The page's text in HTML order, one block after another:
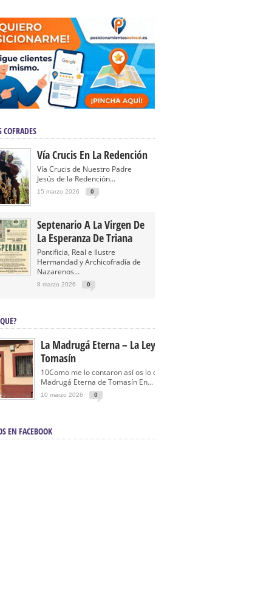
COFRADES
Vía Crucis En La Redención
Vía Crucis de Nuestro Padre
Jesús de la Redención...
15 marzo 2026 0
Septenario A La Virgen De
La Esperanza De Triana
Pontificia, Real e Ilustre
Hermandad y Archicofradía de
Nazarenos...
8 marzo 2026 0
La Madrugá Eterna – La Leyenda De
Tomasín
10Como me lo contaron así os lo cuento… La
Madrugá Eterna de Tomasín En...
10 marzo 2026 0
EN FACEBOOK